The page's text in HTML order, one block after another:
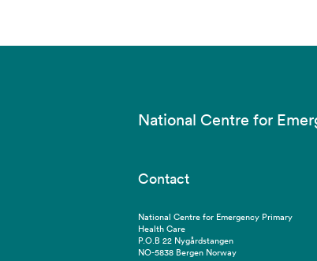
National Centre for
Contact
National Centre for Emergency Primary
Health Care
P.O.B 22 Nygårdstangen
NO-5838 Bergen Norway